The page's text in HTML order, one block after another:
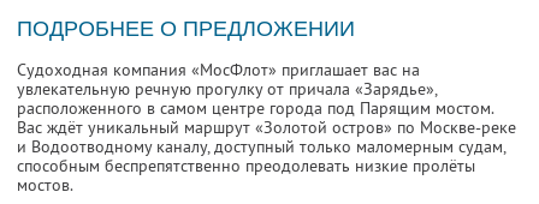
ПОДРОБНЕЕ О ПРЕДЛОЖЕНИИ
Судоходная компания «МосФлот» приглашает вас на
увлекательную речную прогулку от причала «Зарядье»,
расположенного в самом центре города под Парящим мостом.
Вас ждёт уникальный маршрут «Золотой остров» по Москве-реке
и Водоотводному каналу, доступный только маломерным судам,
способным беспрепятственно преодолевать низкие пролёты
мостов.